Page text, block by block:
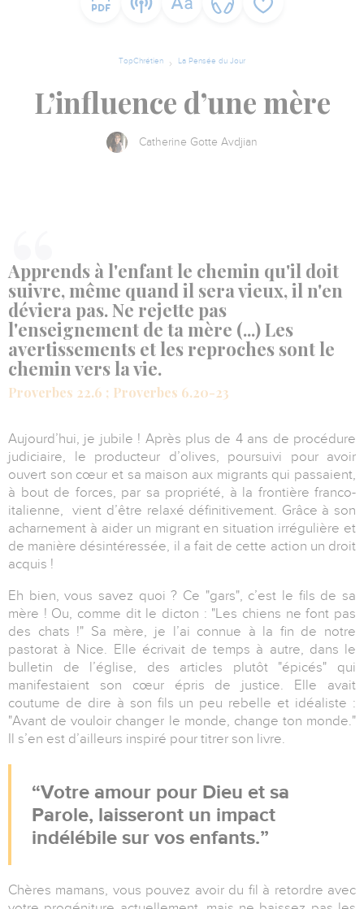
TopChrétien La Pensée du Jour
L’influence d’une mère
Catherine Gotte Avdjian
Apprends à l'enfant le chemin qu'il doit
suivre, même quand il sera vieux, il n'en
déviera pas.Ne rejette pas
l'enseignement de ta mère (...) Les
avertissements et les reproches sont le
chemin vers la vie.
Proverbes 22.6 ; Proverbes 6.20-23
Aujourd’hui, je jubile ! Après plus de 4 ans de procédure
judiciaire, le producteur d’olives, poursuivi pour avoir
ouvert son cœur et sa maison aux migrants qui passaient,
à bout de forces, par sa propriété, à la frontière franco-
italienne, vient d’être relaxé définitivement. Grâce à son
acharnement à aider un migrant en situation irrégulière et
de manière désintéressée, il a fait de cette action un droit
acquis !
Eh bien, vous savez quoi ? Ce "gars", c’est le fils de sa
mère ! Ou, comme dit le dicton : "Les chiens ne font pas
des chats !" Sa mère, je l’ai connue à la fin de notre
pastorat à Nice. Elle écrivait de temps à autre, dans le
bulletin de l’église, des articles plutôt "épicés" qui
manifestaient son cœur épris de justice. Elle avait
coutume de dire à son fils un peu rebelle et idéaliste :
"Avant de vouloir changer le monde, change ton monde."
Il s’en est d’ailleurs inspiré pour titrer son livre.
Votre amour pour Dieu et sa
Parole, laisseront un impact
indélébile sur vos enfants.
Chères mamans, vous pouvez avoir du fil à retordre avec